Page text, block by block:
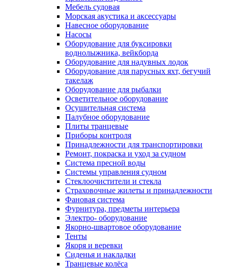
Мебель судовая
Морская акустика и аксессуары
Навесное оборудование
Насосы
Оборудование для буксировки
воднолыжника, вейкборда
Оборудование для надувных лодок
Оборудование для парусных яхт, бегучий
такелаж
Оборудование для рыбалки
Осветительное оборудование
Осушительная система
Палубное оборудование
Плиты транцевые
Приборы контроля
Принадлежности для транспортировки
Ремонт, покраска и уход за судном
Система пресной воды
Системы управления судном
Стеклоочистители и стекла
Страховочные жилеты и принадлежности
Фановая система
Фурнитура, предметы интерьера
Электро- оборудование
Якорно-швартовое оборудование
Тенты
Якоря и веревки
Сиденья и накладки
Транцевые колёса